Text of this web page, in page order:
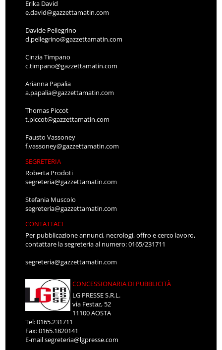
Erika David
e.david@gazzettamatin.com
Davide Pellegrino
d.pellegrino@gazzettamatin.com
Cinzia Timpano
c.timpano@gazzettamatin.com
Arianna Papalia
a.papalia@gazzettamatin.com
Thomas Piccot
t.piccot@gazzettamatin.com
Fausto Vassoney
f.vassoney@gazzettamatin.com
SEGRETERIA
Roberta Prodoti
segreteria@gazzettamatin.com
Stefania Muscolo
segreteria@gazzettamatin.com
CONTATTACI
Per pubblicazione annunci, necrologi, offro e cerco lavoro,
contattare la segreteria al numero: 0165/231711
segreteria@gazzettamatin.com
CONCESSIONARIA DI PUBBLICITÀ
LG PRESSE S.R.L.
via Festaz, 52
11100 AOSTA
Tel: 0165.231711
Fax: 0165.1820141
E-mailsegreteria@lgpresse.com